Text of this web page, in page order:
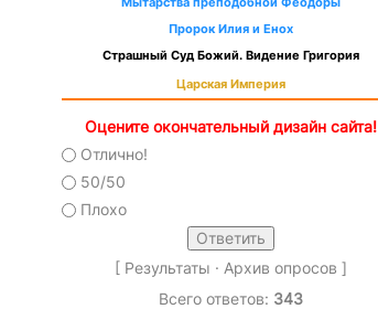
Пророк Илия и Енох
Страшный Суд Божий. Видение Григория
Царская Империя
Оцените окончательный дизайн сайта!
Отлично!
50/50
Плохо
[ Результаты · Архив опросов ]
Всего ответов: 343